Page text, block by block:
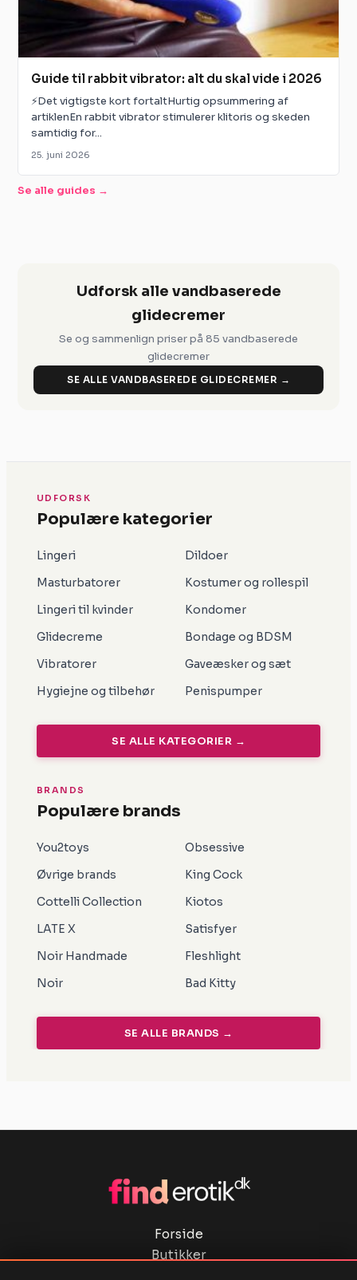
Guide til rabbit vibrator: alt du skal vide i 2026
⚡Det vigtigste kort fortaltHurtig opsummering af
artiklenEn rabbit vibrator stimulerer klitoris og skeden
samtidig for...
25. juni 2026
Se alle guides →
Udforsk alle vandbaserede
glidecremer
Se og sammenlign priser på 85 vandbaserede
glidecremer
SE ALLE VANDBASEREDE GLIDECREMER →
UDFORSK
Populære kategorier
Lingeri
Masturbatorer
Lingeri til kvinder
Glidecreme
Vibratorer
Hygiejne og tilbehør
Dildoer
Kostumer og rollespil
Kondomer
Bondage og BDSM
Gaveæsker og sæt
Penispumper
SE ALLE KATEGORIER →
BRANDS
Populære brands
You2toys
Øvrige brands
Cottelli Collection
LATE X
Noir Handmade
Noir
Obsessive
King Cock
Kiotos
Satisfyer
Fleshlight
Bad Kitty
SE ALLE BRANDS →
Forside
Butikker